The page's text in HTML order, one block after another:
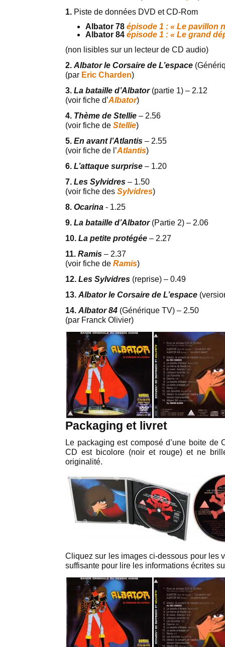
1. Piste de données DVD et CD-Rom
Albator 78 épisode 1 : « Le pavillon
Albator 84 épisode 1 : « Le grand
(non lisibles sur un lecteur de CD audio)
2. Albator le Corsaire de L’espace
(par Eric Charden)
3. La bataille d’Albator(partie 1) – 2.12
(voir fiche d’Albator)
4. Thème de Stellie – 2.56
(voir fiche de Stellie)
5. En avant l’Atlantis – 2.55
(voir fiche de l’Atlantis)
6. L’attaque surprise – 1.20
7. Les Sylvidres – 1.50
(voir fiche des Sylvidres)
8. Ocarina - 1.25
9. La bataille d’Albator(Partie 2) – 2.06
10. La petite protégée – 2.27
11. Ramis – 2.37
(voir fiche de Ramis)
12. Les Sylvidres (reprise) – 0.49
13. Albator le Corsaire de L’espace
14. Albator 84 (Générique TV) – 2.50
(par Franck Olivier)
Packaging et livret
Le packaging est composé d’une boite de
CD est bicolore (noir et rouge) et ne
originalité.
Cliquez sur les images ci-dessous pour les
suffisante pour lire les informations écrites